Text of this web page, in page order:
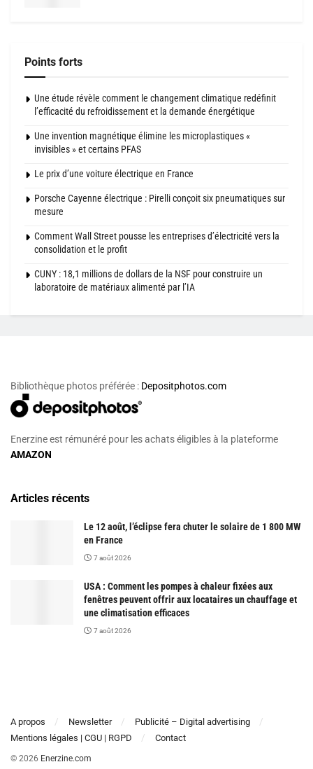
Points forts
Une étude révèle comment le changement climatique redéfinit
l’efficacité du refroidissement et la demande énergétique
Une invention magnétique élimine les microplastiques «
invisibles » et certains PFAS
Le prix d’une voiture électrique en France
Porsche Cayenne électrique : Pirelli conçoit six pneumatiques sur
mesure
Comment Wall Street pousse les entreprises d’électricité vers la
consolidation et le profit
CUNY : 18,1 millions de dollars de la NSF pour construire un
laboratoire de matériaux alimenté par l’IA
Bibliothèque photos préférée : Depositphotos.com
Enerzine est rémunéré pour les achats éligibles à la plateforme
AMAZON
Articles récents
Le 12 août, l’éclipse fera chuter le solaire de 1 800 MW
en France
7 août 2026
USA : Comment les pompes à chaleur fixées aux
fenêtres peuvent offrir aux locataires un chauffage et
une climatisation efficaces
7 août 2026
A propos Newsletter
Publicité – Digital advertising
Mentions légales | CGU | RGPD
Contact
© 2026 Enerzine.com